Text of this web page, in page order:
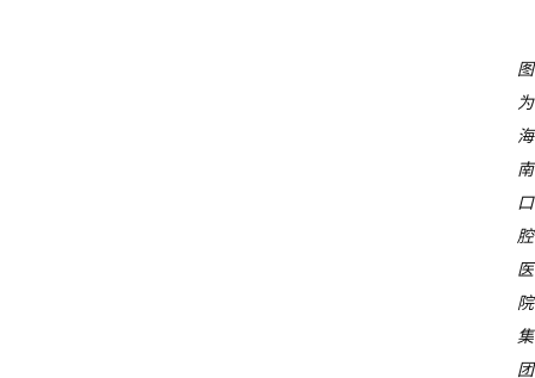
图
为
海
南
口
腔
医
院
集
团